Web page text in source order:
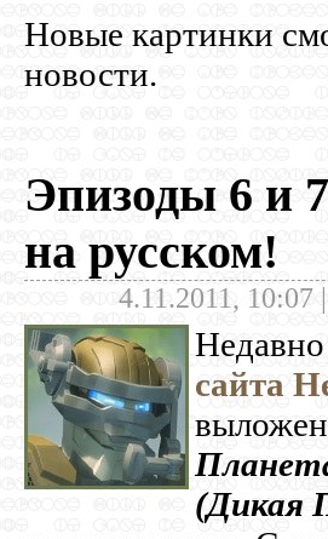
Новые картинки
новости.
Эпизоды 6 и
на русском!
4.11.2011, 10:07
сайта
(Дикая